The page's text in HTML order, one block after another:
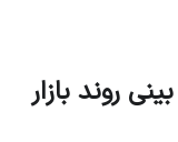
روند بازار